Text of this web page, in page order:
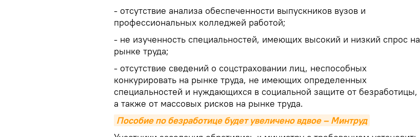
- отсутствие анализа обеспеченности выпускников вузов и
профессиональных колледжей работой;
- не изученность специальностей, имеющих высокий и низкий спрос на
рынке труда;
- отсутствие сведений о соцстраховании лиц, неспособных
конкурировать на рынке труда, не имеющих определенных
специальностей и нуждающихся в социальной защите от безработицы,
а также от массовых рисков на рынке труда.
Пособие по безработице будет увеличено вдвое – Минтруд